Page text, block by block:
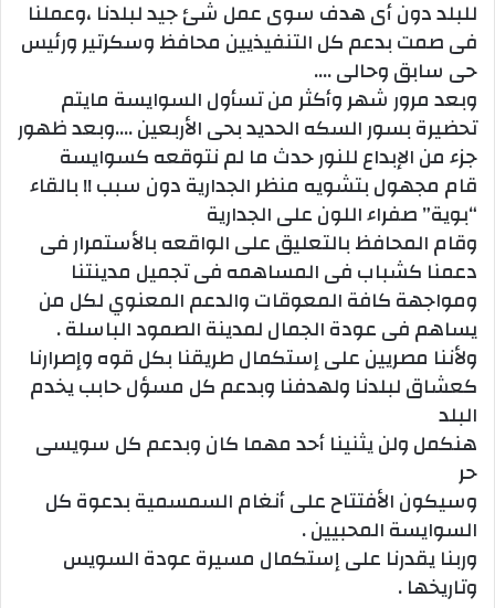
للبلد دون أى هدف سوى عمل شئ جيد لبلدنا ،وعملنا
فى صمت بدعم كل التنفيذيين محافظ وسكرتير ورئيس
حى سابق وحالى ….
وبعد مرور شهر وأكثر من تسأول السوايسة مايتم
تحضيرة بسور السكه الحديد بحى الأربعين ….وبعد ظهور
جزء من الإبداع للنور حدث ما لم نتوقعه كسوايسة
قام مجهول بتشويه منظر الجدارية دون سبب !! بالقاء
“بوية” صفراء اللون على الجدارية
وقام المحافظ بالتعليق على الواقعه بالأستمرار فى
دعمنا كشباب فى المساهمه فى تجميل مدينتنا
ومواجهة كافة المعوقات والدعم المعنوي لكل من
يساهم فى عودة الجمال لمدينة الصمود الباسلة .
ولأننا مصريين على إستكمال طريقنا بكل قوه وإصرارنا
كعشاق لبلدنا ولهدفنا وبدعم كل مسؤل حابب يخدم
البلد
هنكمل ولن يثنينا أحد مهما كان وبدعم كل سويسى
حر
وسيكون الأفتتاح على أنغام السمسمية بدعوة كل
السوايسة المحبيين .
وربنا يقدرنا على إستكمال مسيرة عودة السويس
وتاريخها .